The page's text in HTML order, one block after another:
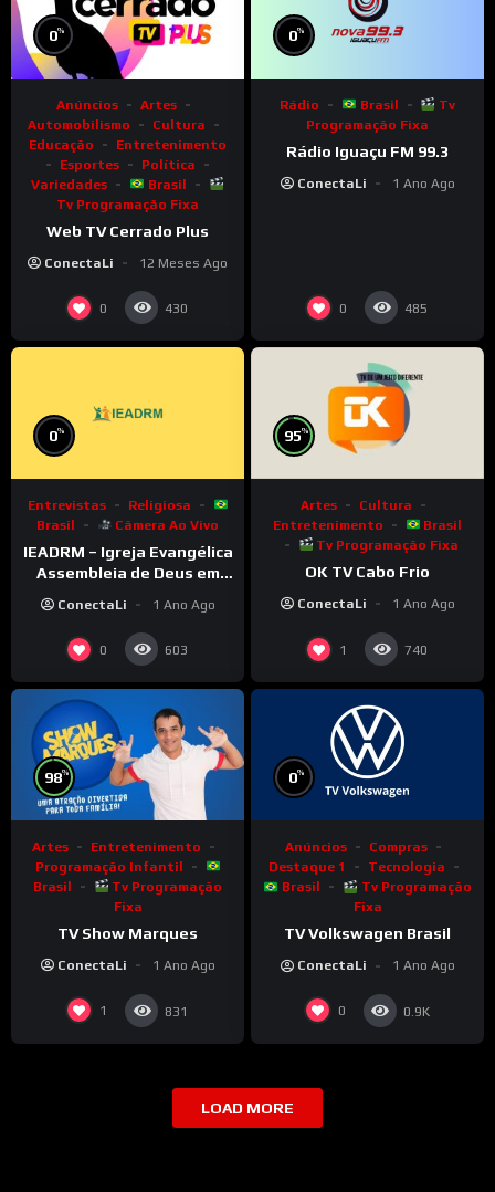
0%
Anúncios
Artes
Automobilismo
Cultura
Educação
Entretenimento
Esportes
Política
Variedades
Brasil
Tv Programação Fixa
Web TV Cerrado Plus
ConectaLi 12 Meses Ago
0 430
0%
Rádio Brasil
Tv
Programação Fixa
Rádio Iguaçu FM 99.3
ConectaLi 1 Ano Ago
0 485
0%
Entrevistas
Religiosa
Brasil
Câmera Ao Vivo
IEADRM – Igreja Evangélica
Assembleia de Deus em
ConectaLi 1 Ano Ago
0 603
95%
Artes
Cultura
Entretenimento
Brasil
Tv Programação Fixa
OK TV Cabo Frio
ConectaLi 1 Ano Ago
1 740
98%
Artes
Entretenimento
Programação Infantil
Brasil
Tv Programação
Fixa
TV Show Marques
ConectaLi 1 Ano Ago
1 831
0%
Anúncios
Compras
Destaque 1
Tecnologia
Brasil
Tv Programação
Fixa
TV Volkswagen Brasil
ConectaLi 1 Ano Ago
0 0.9K
LOAD MORE